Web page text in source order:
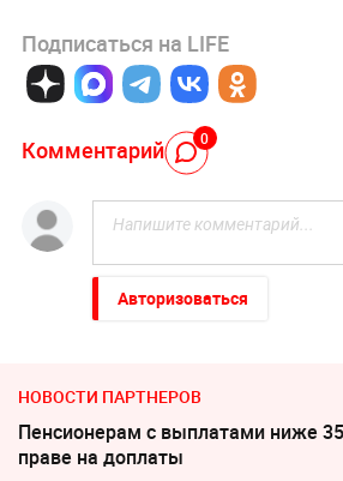
Подписаться на LIFE
Комментарий 0
Авторизоваться
НОВОСТИ ПАРТНЕРОВ
Пенсионерам с выплатами ниже
праве на доплаты